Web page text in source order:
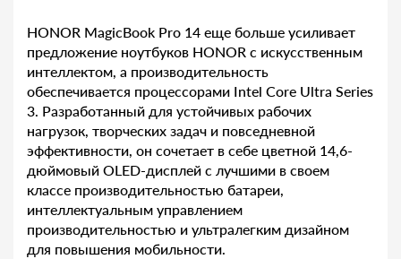
HONOR MagicBook Pro 14 еще больше усиливает
предложение ноутбуков HONOR с искусственным
интеллектом, а производительность
обеспечивается процессорами Intel Core Ultra Series
3. Разработанный для устойчивых рабочих
нагрузок, творческих задач и повседневной
эффективности, он сочетает в себе цветной 14,6-
дюймовый OLED-дисплей с лучшими в своем
классе производительностью батареи,
интеллектуальным управлением
производительностью и ультралегким дизайном
для повышения мобильности.